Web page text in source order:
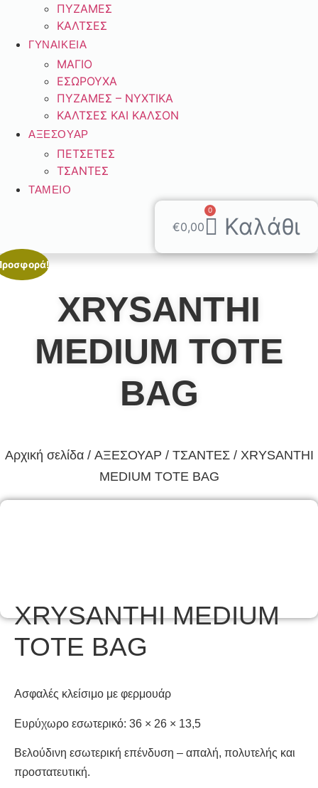
ΠΥΖΑΜΕΣ
ΚΑΛΤΣΕΣ
ΓΥΝΑΙΚΕΙΑ
ΜΑΓΙΟ
ΕΣΩΡΟΥΧΑ
ΠΥΖΑΜΕΣ – ΝΥΧΤΙΚΑ
ΚΑΛΤΣΕΣ ΚΑΙ ΚΑΛΣΟΝ
ΑΞΕΣΟΥΑΡ
ΠΕΤΣΕΤΕΣ
ΤΣΑΝΤΕΣ
ΤΑΜΕΊΟ
€0,00
0
Καλάθι
XRYSANTHI
MEDIUM TOTE
BAG
Αρχική σελίδα/ ΑΞΕΣΟΥΑΡ / ΤΣΑΝΤΕΣ/ XRYSANTHI
MEDIUM TOTE BAG
XRYSANTHI MEDIUM
TOTE BAG
Ασφαλές κλείσιμο με φερμουάρ
Ευρύχωρο εσωτερικό: 36 × 26 × 13,5
Βελούδινη εσωτερική επένδυση – απαλή, πολυτελής και
προστατευτική.